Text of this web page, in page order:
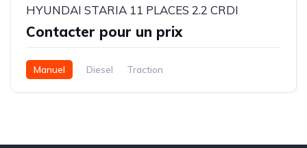
HYUNDAI STARIA 11 PLACES 2.2 CRDI
Contacter pour un prix
Manuel Diesel Traction